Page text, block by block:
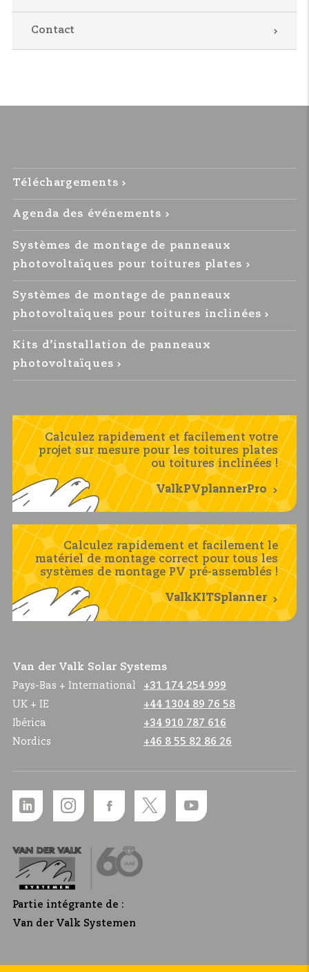
Contact
Téléchargements
Agenda des événements
Systèmes de montage de panneaux
photovoltaïques pour toitures plates
Systèmes de montage de panneaux
photovoltaïques pour toitures inclinées
Kits d’installation de panneaux
photovoltaïques
Calculez rapidement et facilement votre
projet sur mesure pour les toitures plates
ou toitures inclinées !
ValkPVplannerPro
Calculez rapidement et facilement le
matériel de montage correct pour tous les
systèmes de montage PV pré-assemblés !
ValkKITSplanner
Van der Valk Solar Systems
Pays-Bas + International
+31 174 254 999
UK + IE
+44 1304 89 76 58
Ibérica
+34 910 787 616
Nordics
+46 8 55 82 86 26
Partie intégrante de :
Van der Valk Systemen